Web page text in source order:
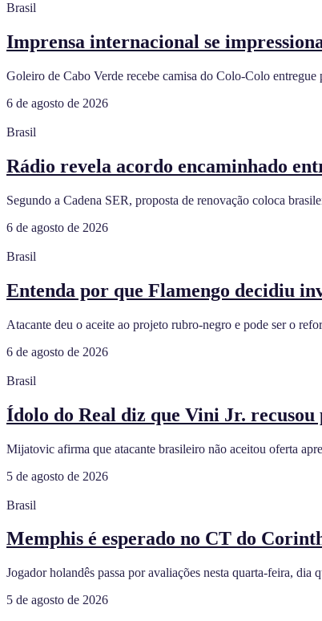
Brasil
Imprensa internacional se
Goleiro de Cabo Verde recebe camisa do Colo-Colo entregue
6 de agosto de 2026
Brasil
Rádio revela acordo encaminhado
Segundo a Cadena SER, proposta de renovação coloca
6 de agosto de 2026
Brasil
Entenda por que Flamengo decidiu
Atacante deu o aceite ao projeto rubro-negro e pode ser o
6 de agosto de 2026
Brasil
Ídolo do Real diz que Vini Jr. recusou
Mijatovic afirma que atacante brasileiro não aceitou oferta
5 de agosto de 2026
Brasil
Memphis é esperado no CT do
Jogador holandês passa por avaliações nesta quarta-feira, dia
5 de agosto de 2026